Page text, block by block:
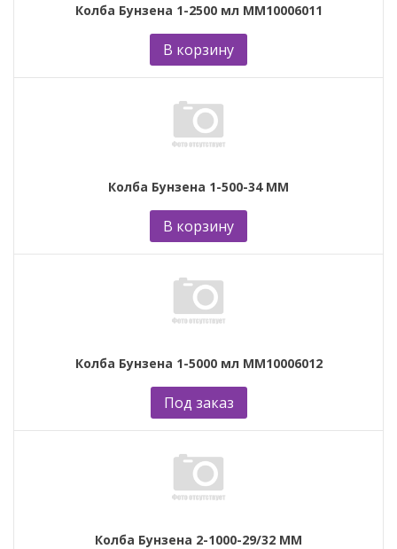
Колба Бунзена 1-2500 мл ММ10006011
В корзину
Колба Бунзена 1-500-34 ММ
В корзину
Колба Бунзена 1-5000 мл ММ10006012
Под заказ
Колба Бунзена 2-1000-29/32 ММ